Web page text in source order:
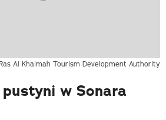
Al Khaimah Tourism Development Authority
w Sonara